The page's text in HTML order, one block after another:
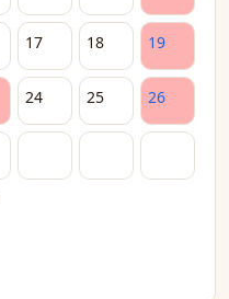
17 18 19
24 25 26